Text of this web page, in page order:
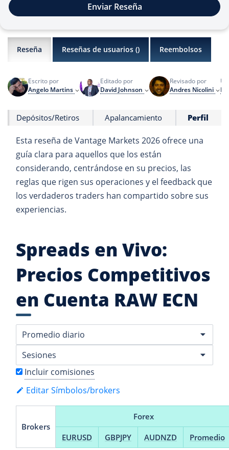
Enviar Reseña
Reseña Reseñas de usuarios () Reembolsos
Escrito por
Angelo Martins
Editado por
David Johnson
Revisado por
Andres Nicolini
Depósitos/Retiros Apalancamiento Perfil
Esta reseña de Vantage Markets 2026 ofrece una
guía clara para aquellos que los están
considerando, centrándose en su precios, las
reglas que rigen sus operaciones y el feedback que
los verdaderos traders han compartido sobre sus
experiencias.
Spreads en Vivo:
Precios Competitivos
en Cuenta RAW ECN
Incluir comisiones
Editar Símbolos/brokers
Brokers
Forex
EURUSD GBPJPY AUDNZD Promedio